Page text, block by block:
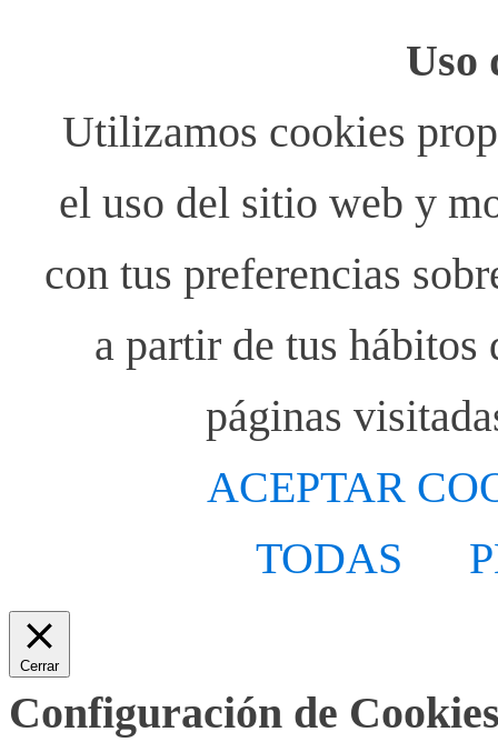
Uso
Utilizamos cookies
el uso del sitio web y
con tus preferencias
a partir de tus
páginas
ACEPTAR
TODAS
Cerrar
Configuración de